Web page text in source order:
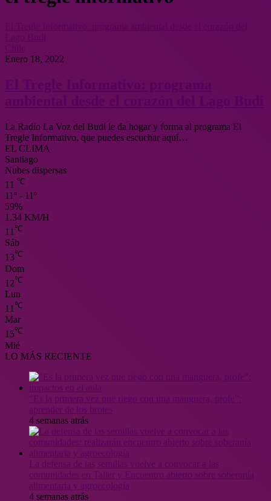
Enero 18, 2022
La Radio La Voz del Budi le da hogar y forma al programa El
Tregle Informativo, que puedes escuchar aquí…
EL CLIMA
Santiago
Nubes dispersas
11 ℃
11º - 11º
59%
1.34 KM/H
11 ℃
Sáb
13℃
Dom
12℃
Lun
11 ℃
Mar
15℃
Mié
LO MÁS RECIENTE
4 semanas atrás
4 semanas atrás